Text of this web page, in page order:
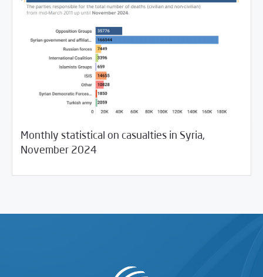
Monthly statistical on casualties in Syria,
November 2024
09/2025 Violations Watch